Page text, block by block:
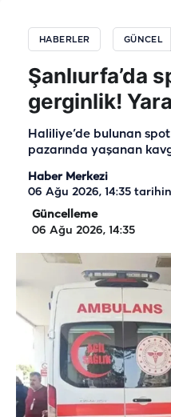
HABERLER GÜNCEL
Şanlıurfa’da
gerginlik!
Haliliye’de bulunan
pazarında yaşanan
Haber Merkezi
06 Ağu 2026, 14:35
Güncelleme
06 Ağu 2026, 14:35